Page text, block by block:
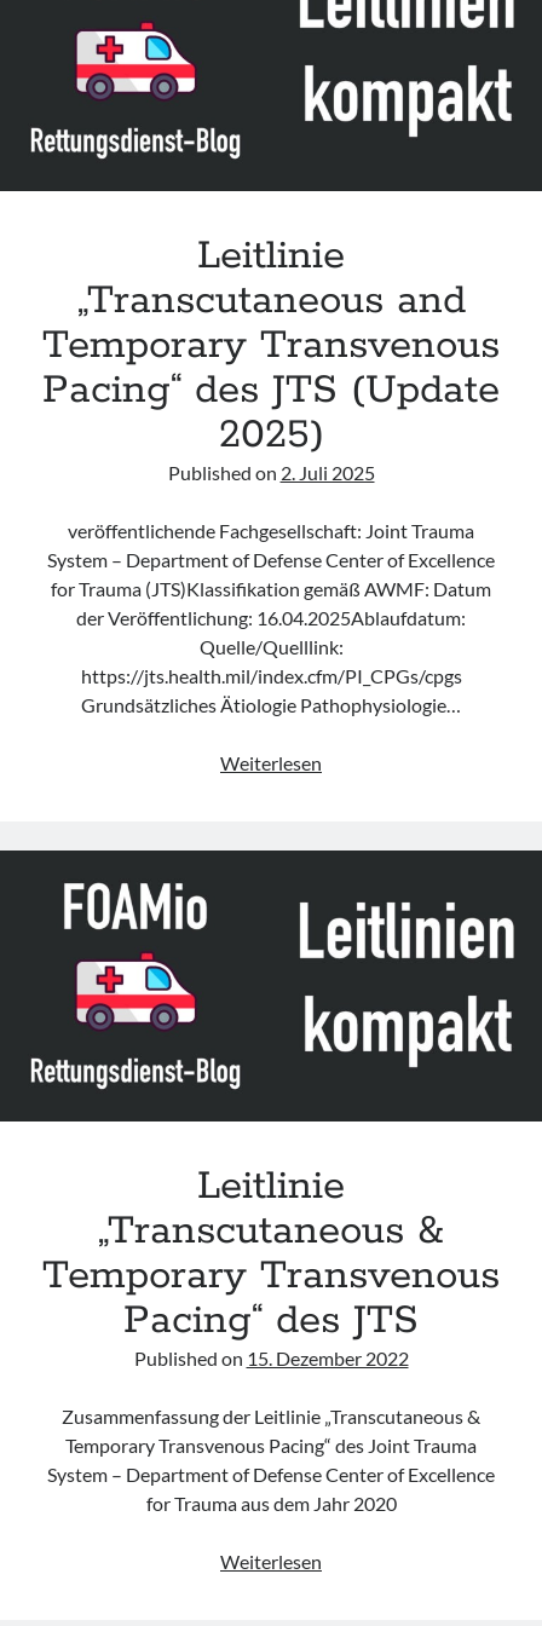
Leitlinie „Palliativmedizin für Patient:innen mit einer nicht heilbaren
Krebserkrankung“ der DG Palliativmedizin
Connecting & Acting – Zivilschutz-Hubschrauber (ZSH)
Leitlinie „Die geburtshilfliche Analgesie und Anästhesie“ der DGAI
Leitlinie
„Transcutaneous and
Temporary Transvenous
Pacing“ des JTS (Update
2025)
Published on 2. Juli 2025
veröffentlichende Fachgesellschaft: Joint Trauma
System – Department of Defense Center of Excellence
for Trauma (JTS)Klassifikation gemäß AWMF: Datum
der Veröffentlichung: 16.04.2025Ablaufdatum:
Quelle/Quelllink:
https://jts.health.mil/index.cfm/PI_CPGs/cpgs
Grundsätzliches Ätiologie Pathophysiologie…
Weiterlesen
Temporary
Pacing“
des
JTS
2025)
Leitlinie
„Transcutaneous &
Temporary Transvenous
Pacing“ des JTS
Published on 15. Dezember 2022
Zusammenfassung der Leitlinie „Transcutaneous &
Temporary Transvenous Pacing“ des Joint Trauma
System – Department of Defense Center of Excellence
for Trauma aus dem Jahr 2020
Weiterlesen